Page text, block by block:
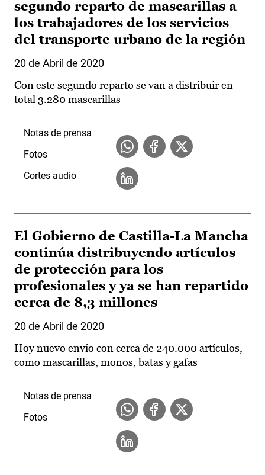
segundo reparto de mascarillas a
los trabajadores de los servicios
del transporte urbano de la región
20 de Abril de 2020
Con este segundo reparto se van a distribuir en
total 3.280 mascarillas
Notas de prensa
Fotos
Cortes audio
El Gobierno de Castilla-La Mancha
continúa distribuyendo artículos
de protección para los
profesionales y ya se han repartido
cerca de 8,3 millones
20 de Abril de 2020
Hoy nuevo envío con cerca de 240.000 artículos,
como mascarillas, monos, batas y gafas
Notas de prensa
Fotos